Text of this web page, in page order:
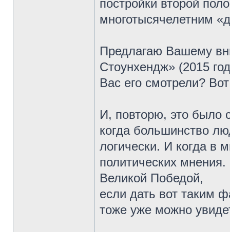
постройки второй
многотысячелетним
Предлагаю Вашему
Стоунхендж» (2015
Вас его смотрели?
И, повторю, это было
когда большинство
логически. И когда в
политических
Великой Победой,
если дать вот таким
тоже уже можно